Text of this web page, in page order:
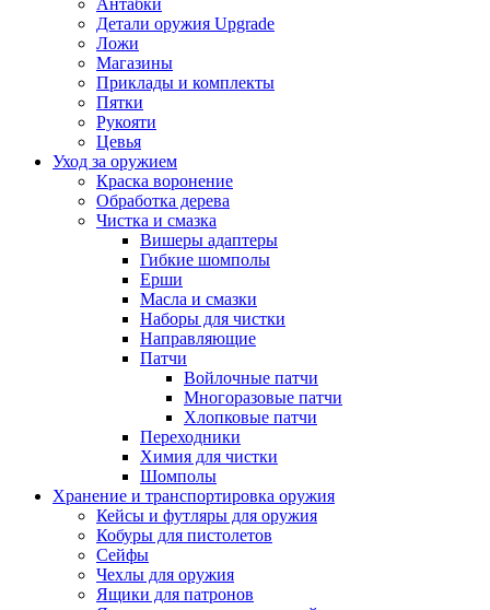
Антабки
Детали оружия Upgrade
Ложи
Магазины
Приклады и комплекты
Пятки
Рукояти
Цевья
Уход за оружием
Краска воронение
Обработка дерева
Чистка и смазка
Вишеры адаптеры
Гибкие шомполы
Ерши
Масла и смазки
Наборы для чистки
Направляющие
Патчи
Войлочные патчи
Многоразовые патчи
Хлопковые патчи
Переходники
Химия для чистки
Шомполы
Хранение и транспортировка оружия
Кейсы и футляры для оружия
Кобуры для пистолетов
Сейфы
Чехлы для оружия
Ящики для патронов